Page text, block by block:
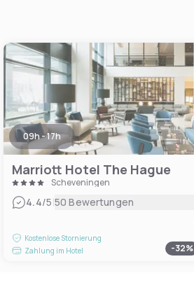
09h - 17h
Marriott Hotel The Hague
Scheveningen
4.4/5|50 Bewertungen
Kostenlose Stornierung
Zahlung im Hotel
-32%